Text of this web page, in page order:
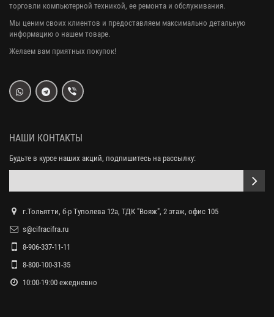
торговли компьютерной техникой, ее ремонта и обслуживания.
Мы ценим своих клиентов и предоставляем максимально детальную
информацию о нашем товаре.
Желаем вам приятных покупок!
НАШИ КОНТАКТЫ
Будьте в курсе наших акций, подпишитесь на рассылку:
г.Тольятти, б-р Туполева 12а, ТДК "Вояж", 2 этаж, офис 105
s@cifracifra.ru
8-906-337-11-11
8-800-100-31-35
10:00-19:00 ежедневно